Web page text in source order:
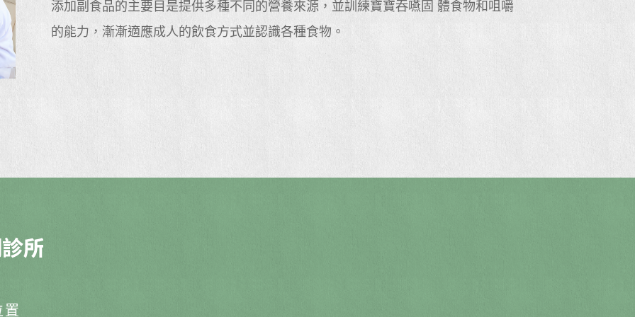
添加副食品的主要目是提供多種不同的營養來源，並訓練寶寶吞嚥固 體食物和咀嚼
的能力，漸漸適應成人的飲食方式並認識各種食物。